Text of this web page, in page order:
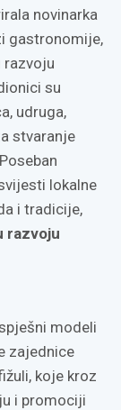
novinarka
gastronomije,
razvoju
su
udruga,
stvaranje
lokalne
i tradicije,
razvoju
modeli
zajednice
koje kroz
i promociji